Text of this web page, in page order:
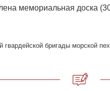
мемориальная доска
бригады морской